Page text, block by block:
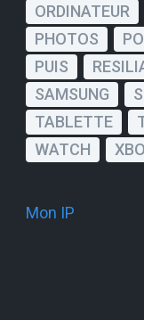
ORDINATEUR
PHOTOS
PUIS
SAMSUNG
TABLETTE
WATCH
Mon IP